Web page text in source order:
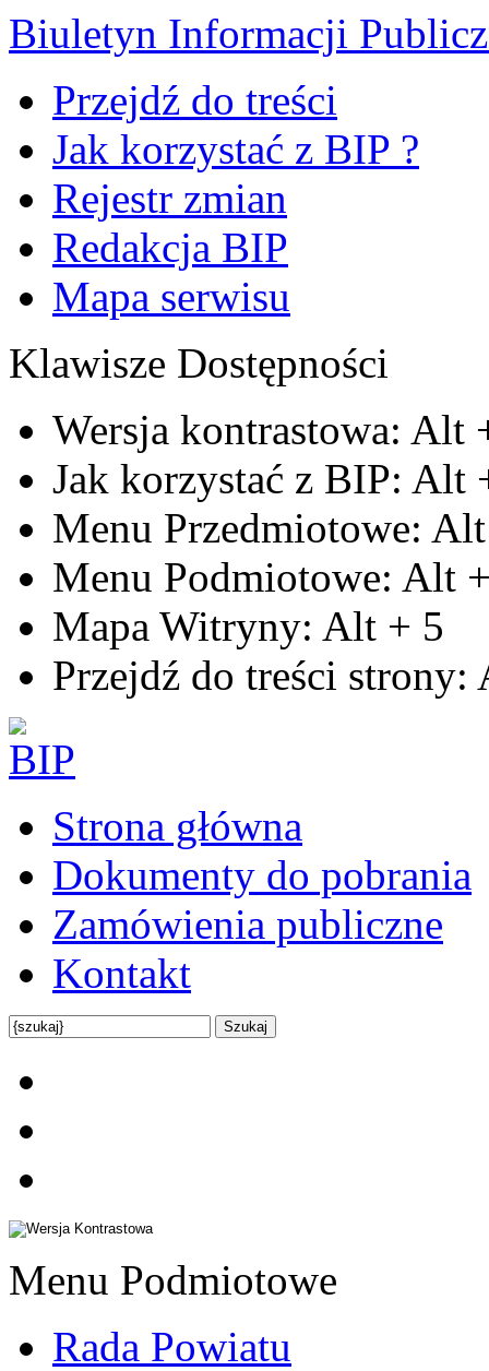
Biuletyn Informacji
Przejdź do treści
Jak korzystać z BIP ?
Rejestr zmian
Redakcja BIP
Mapa serwisu
Klawisze Dostępności
Wersja kontrastowa: Alt
Jak korzystać z BIP: Alt
Menu Przedmiotowe: Alt
Menu Podmiotowe: Alt
Mapa Witryny: Alt + 5
Przejdź do treści strony:
Strona główna
Dokumenty do pobrania
Zamówienia publiczne
Kontakt
Menu Podmiotowe
Rada Powiatu